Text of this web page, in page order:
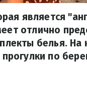
является
отлично
белья.
по